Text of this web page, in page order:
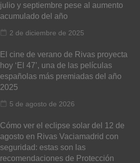
julio y septiembre pese al aumento
acumulado del año
2 de diciembre de 2025
El cine de verano de Rivas proyecta
hoy ‘El 47’, una de las películas
españolas más premiadas del año
2025
5 de agosto de 2026
Cómo ver el eclipse solar del 12 de
agosto en Rivas Vaciamadrid con
seguridad: estas son las
recomendaciones de Protección